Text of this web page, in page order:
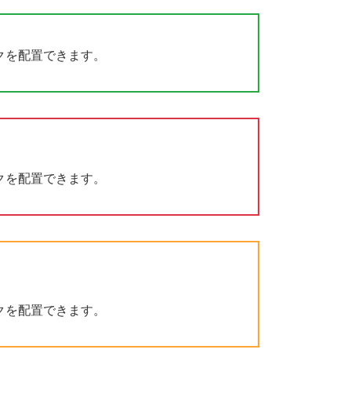
配置できます。
配置できます。
配置できます。